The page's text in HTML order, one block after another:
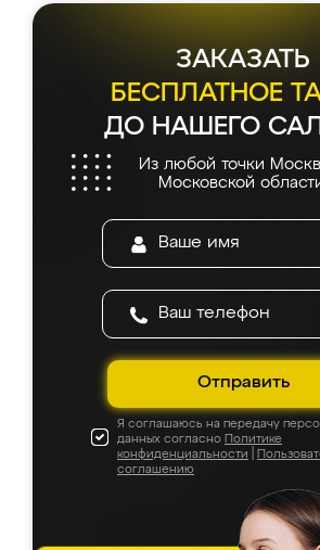
ЗАКАЗАТЬ
БЕСПЛАТНОЕ
ДО НАШЕГО
Из любой точки
Московской
Отправить
Я соглашаюсь на передачу
данных согласно Политике
конфиденциальности
соглашению